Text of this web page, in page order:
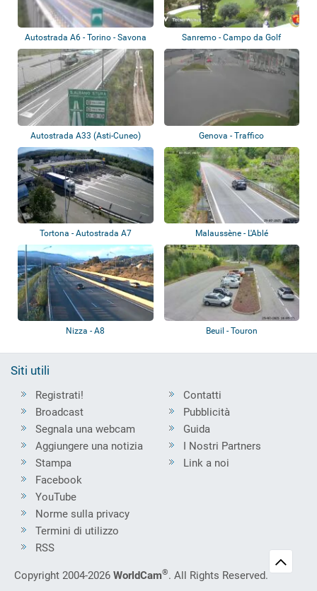
Autostrada A6 - Torino - Savona Sanremo - Campo da Golf
Autostrada A33 (Asti-Cuneo) Genova - Traffico
Tortona - Autostrada A7 Malaussène - L'Ablé
Nizza - A8 Beuil - Touron
Siti utili
Registrati!
Broadcast
Segnala una webcam
Aggiungere una notizia
Stampa
Contatti
Pubblicità
Guida
I Nostri Partners
Link a noi
Facebook
YouTube
Norme sulla privacy
Termini di utilizzo
RSS
Copyright 2004-2026 WorldCam®. All Rights Reserved.